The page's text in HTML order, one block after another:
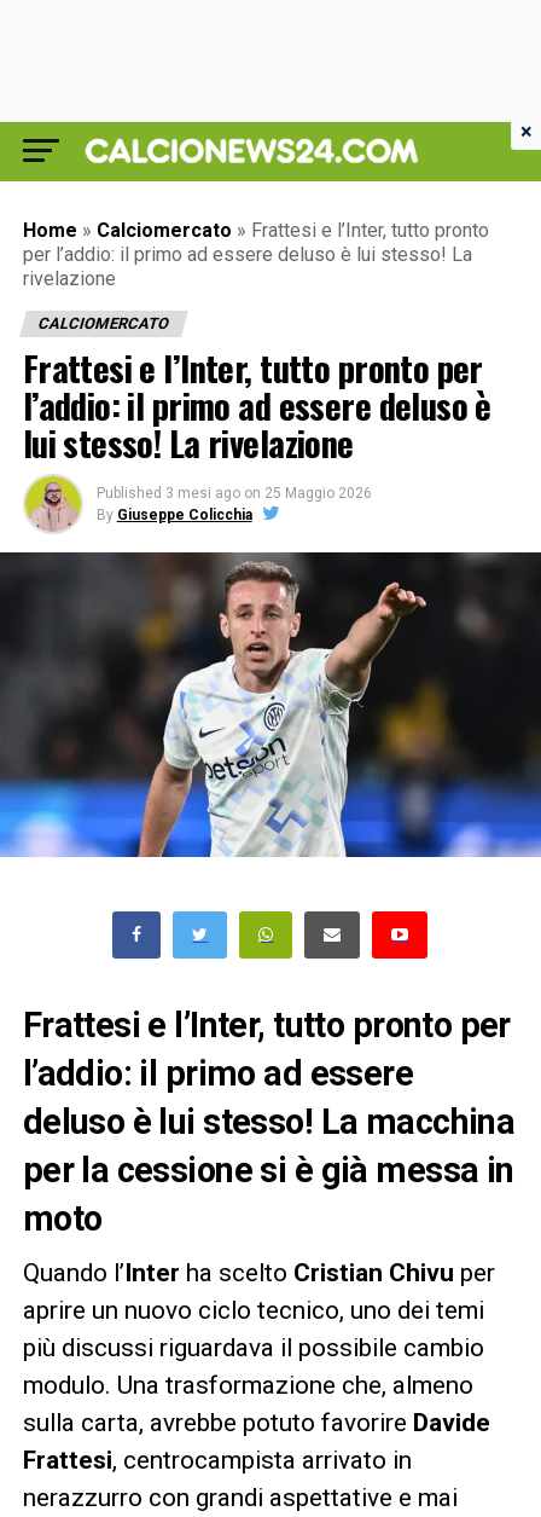
Home » Calciomercato » Frattesi e l’Inter, tutto pronto
per l’addio: il primo ad essere deluso è lui stesso! La
rivelazione
CALCIOMERCATO
Frattesi e l’Inter, tutto pronto per
l’addio: il primo ad essere deluso è
lui stesso! La rivelazione
Published 3 mesi ago on 25 Maggio 2026
By Giuseppe Colicchia
Frattesi e l’Inter, tutto pronto per
l’addio: il primo ad essere
deluso è lui stesso! La macchina
per la cessione si è già messa in
moto
Quando l’Inter ha scelto Cristian Chivu per
aprire un nuovo ciclo tecnico, uno dei temi
più discussi riguardava il possibile cambio
modulo. Una trasformazione che, almeno
sulla carta, avrebbe potuto favorire Davide
Frattesi, centrocampista arrivato in
nerazzurro con grandi aspettative e mai
×